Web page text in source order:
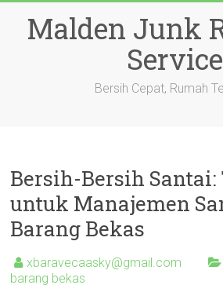
contentMalden Junk
Service
Bersih Cepat, Rumah
Bersih-Bersih
untuk Manajemen
Barang Bekas
xbaravecaasky@gmail.com
barang bekas